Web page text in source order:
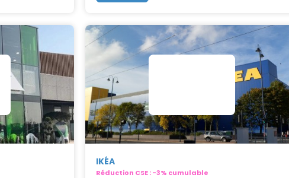
IKÉA
Réduction CSE : -3% cumulable